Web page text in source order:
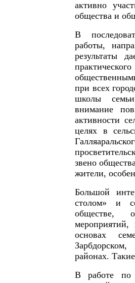
активно
общества и
В
работы,
результаты
при всех
школы
внимание
активности
целях в
звено
жители,
Большой
столом» и
обществе,
основах
районах.
В работе по